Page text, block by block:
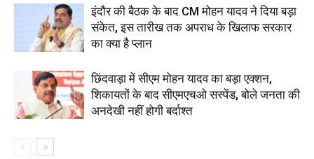
इंदौर की बैठक के बाद CM मोहन यादव ने दिया बड़ा
संकेत, इस तारीख तक अपराध के खिलाफ सरकार
का क्या है प्लान
छिंदवाड़ा में सीएम मोहन यादव का बड़ा एक्शन,
शिकायतों के बाद सीएमएचओ सस्पेंड, बोले जनता की
अनदेखी नहीं होगी बर्दाश्त